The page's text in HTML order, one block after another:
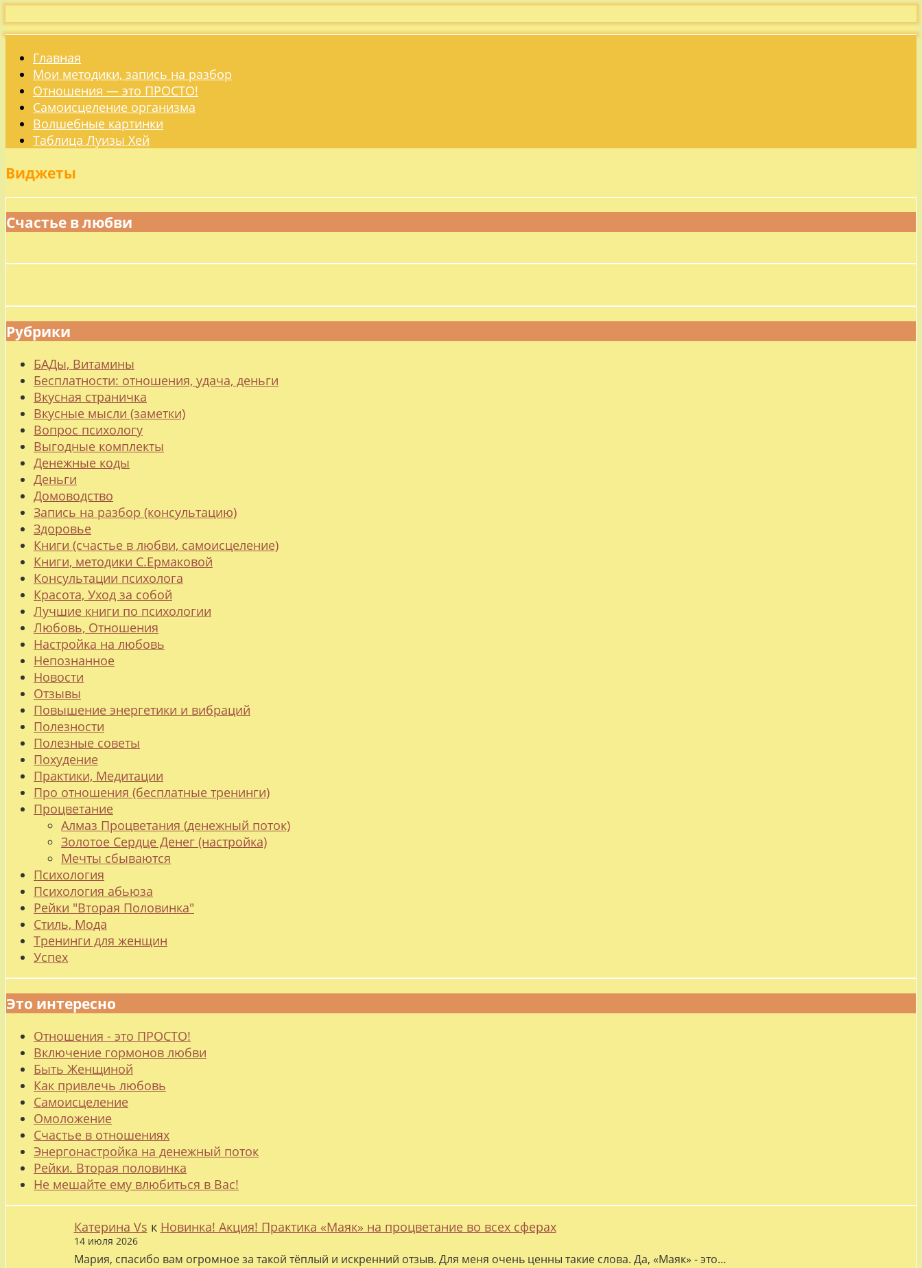
Главная
Мои методики, запись на разбор
Отношения — это ПРОСТО!
Самоисцеление организма
Волшебные картинки
Таблица Луизы Хей
Виджеты
Счастье в любви
Рубрики
БАДы, Витамины
Бесплатности: отношения, удача, деньги
Вкусная страничка
Вкусные мысли (заметки)
Вопрос психологу
Выгодные комплекты
Денежные коды
Деньги
Домоводство
Запись на разбор (консультацию)
Здоровье
Книги (счастье в любви, самоисцеление)
Книги, методики С.Ермаковой
Консультации психолога
Красота, Уход за собой
Лучшие книги по психологии
Любовь, Отношения
Настройка на любовь
Непознанное
Новости
Отзывы
Повышение энергетики и вибраций
Полезности
Полезные советы
Похудение
Практики, Медитации
Про отношения (бесплатные тренинги)
Процветание
Алмаз Процветания (денежный поток)
Золотое Сердце Денег (настройка)
Мечты сбываются
Психология
Психология абьюза
Рейки "Вторая Половинка"
Стиль, Мода
Тренинги для женщин
Успех
Это интересно
Отношения - это ПРОСТО!
Включение гормонов любви
Быть Женщиной
Как привлечь любовь
Самоисцеление
Омоложение
Счастье в отношениях
Энергонастройка на денежный поток
Рейки. Вторая половинка
Не мешайте ему влюбиться в Вас!
Катерина Vs к Новинка! Акция! Практика «Маяк» на процветание во всех сферах
14 июля 2026
Мария, спасибо вам огромное за такой тёплый и искренний отзыв. Для меня очень ценны такие слова. Да, «Маяк» - это…